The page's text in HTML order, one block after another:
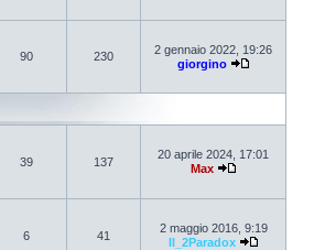
90 230
2 gennaio 2022, 19:26
giorgino
39 137
20 aprile 2024, 17:01
Max
6 41
2 maggio 2016, 9:19
Il_2Paradox